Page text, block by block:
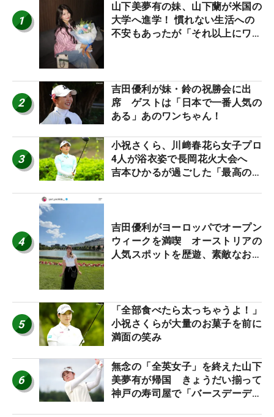
1
山下美夢有の妹、山下蘭が米国の
大学へ進学！ 慣れない生活への
不安もあったが「それ以上にワク
2
吉田優利が妹・鈴の祝勝会に出
席 ゲストは「日本で一番人気の
ある」あのワンちゃん！
3
小祝さくら、川﨑春花ら女子プロ
4人が浴衣姿で長岡花火大会へ
吉本ひかるが過ごした「最高の夏
4
吉田優利がヨーロッパでオープン
ウィークを満喫 オーストリアの
人気スポットを歴遊、素敵なお土
5
「全部食べたら太っちゃうよ！」
小祝さくらが大量のお菓子を前に
満面の笑み
6
無念の「全英女子」を終えた山下
美夢有が帰国 きょうだい揃って
神戸の寿司屋で「バースデーディ